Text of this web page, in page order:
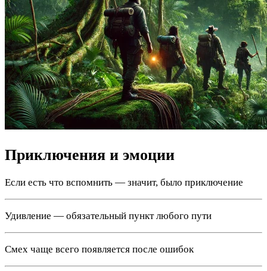
Приключения и эмоции
Если есть что вспомнить — значит, было приключение
Удивление — обязательный пункт любого пути
Смех чаще всего появляется после ошибок